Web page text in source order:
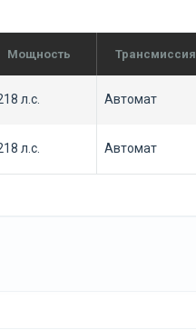
Мощность Трансмиссия
л.с. Автомат
л.с. Автомат